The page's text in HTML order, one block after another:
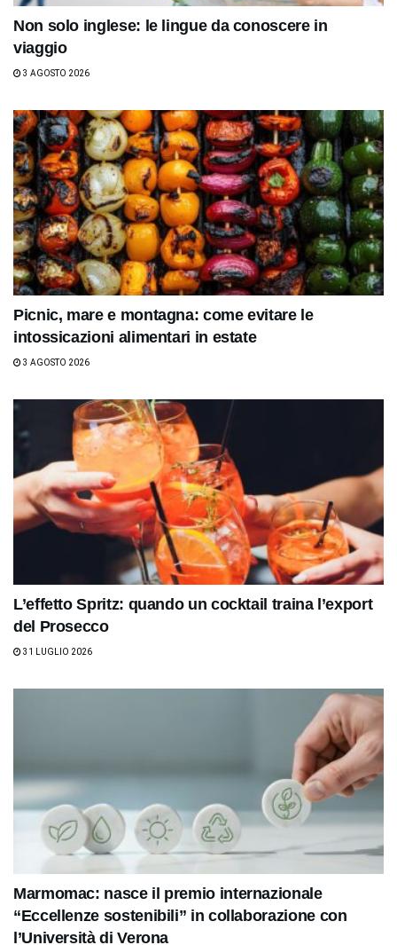
Non solo inglese: le lingue da conoscere in
viaggio
3 AGOSTO 2026
Picnic, mare e montagna: come evitare le
intossicazioni alimentari in estate
3 AGOSTO 2026
L’effetto Spritz: quando un cocktail traina l’export
del Prosecco
31 LUGLIO 2026
Marmomac: nasce il premio internazionale
“Eccellenze sostenibili” in collaborazione con
l’Università di Verona